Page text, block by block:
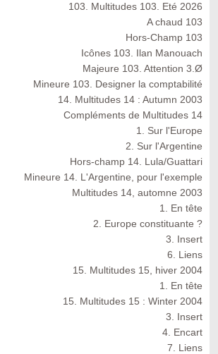
103. Multitudes 103. Eté 2026
A chaud 103
Hors-Champ 103
Icônes 103. Ilan Manouach
Majeure 103. Attention 3.Ø
Mineure 103. Designer la comptabilité
14. Multitudes 14 : Autumn 2003
Compléments de Multitudes 14
1. Sur l'Europe
2. Sur l'Argentine
Hors-champ 14. Lula/Guattari
Mineure 14. L'Argentine, pour l'exemple
Multitudes 14, automne 2003
1. En tête
2. Europe constituante ?
3. Insert
6. Liens
15. Multitudes 15, hiver 2004
1. En tête
15. Multitudes 15 : Winter 2004
3. Insert
4. Encart
7. Liens